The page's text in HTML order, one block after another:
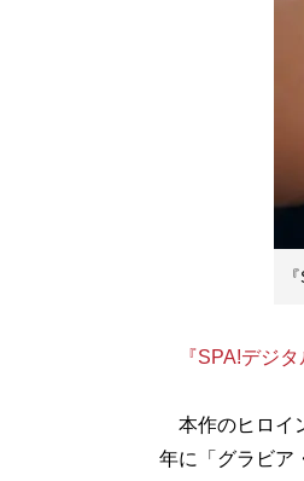
『SPA!デジ
本作のヒロイ
年に「グラビア